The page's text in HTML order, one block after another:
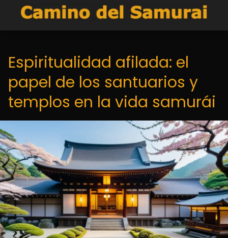
Espiritualidad afilada: el
papel de los santuarios y
templos en la vida samurái